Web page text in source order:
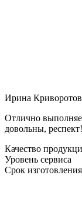
Ирина
Отлично
довольны,
Качество
Уровень сервиса
Срок изготовления